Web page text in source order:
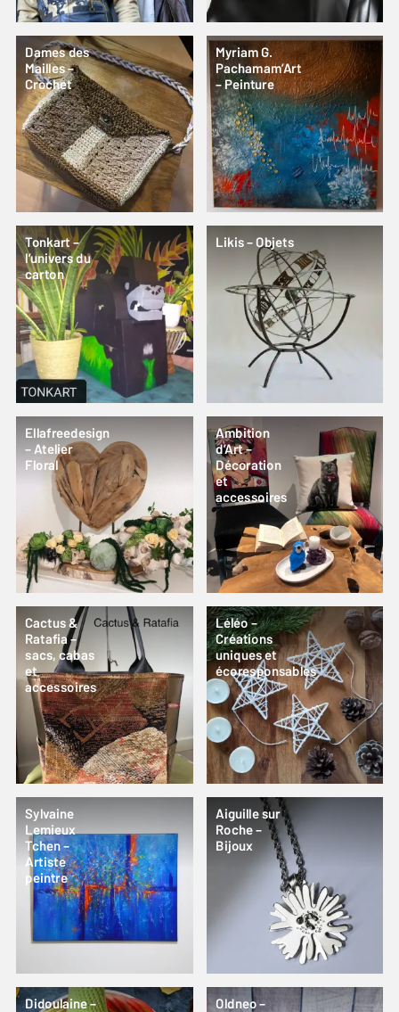
Dames des
Mailles –
Crochet
Myriam G.
Pachamam’Art
– Peinture
Tonkart –
l’univers du
carton
Likis – Objets
Ellafreedesign
– Atelier
Floral
Ambition
d’Art –
Décoration
et
accessoires
Cactus &
Ratafia –
sacs, cabas
et
accessoires
Léléo –
Créations
uniques et
écoresponsables
Sylvaine
Lemieux
Tchen –
Artiste
peintre
Aiguille sur
Roche –
Bijoux
Didoulaine –
Oldneo –